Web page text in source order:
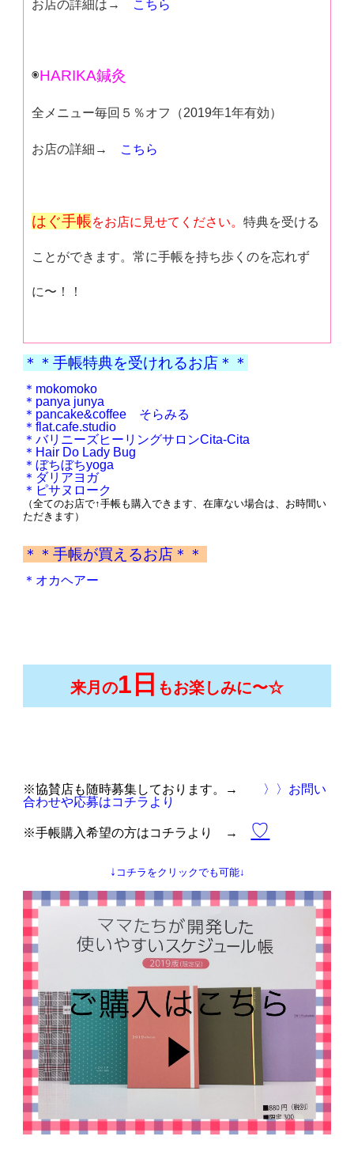
お店の詳細は→ こちら
◉HARIKA鍼灸
全メニュー毎回５％オフ（2019年1年有効）
お店の詳細→ こちら
はぐ手帳をお店に見せてください。特典を受ける
ことができます。常に手帳を持ち歩くのを忘れず
に〜！！
＊＊手帳特典を受けれるお店＊＊
＊mokomoko
＊panya junya
＊pancake&coffee そらみる
＊flat.cafe.studio
＊バリニーズヒーリングサロンCita-Cita
＊Hair Do Lady Bug
＊ぼちぼちyoga
＊ダリアヨガ
＊ピサヌローク
（全てのお店で↑手帳も購入できます、在庫ない場合は、お時間い
ただきます）
＊＊手帳が買えるお店＊＊
＊オカヘアー
来月の1日 もお楽しみに〜☆
※協賛店も随時募集しております。→
〉〉お問い
合わせや応募はコチラより
※手帳購入希望の方はコチラより → ♡
↓ コチラをクリックでも可能↓